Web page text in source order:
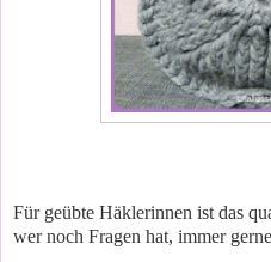
Für geübte Häklerinnen ist das
wer noch Fragen hat, immer